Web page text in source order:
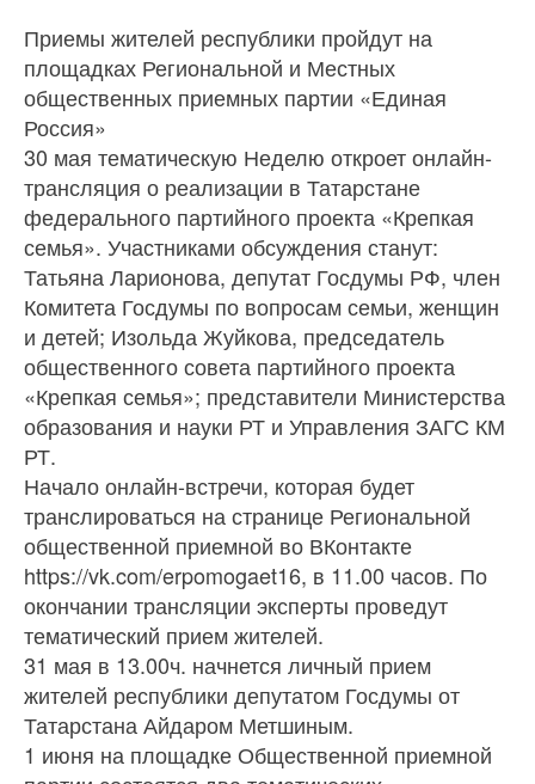
Приемы жителей республики пройдут на
площадках Региональной и Местных
общественных приемных партии «Единая
Россия»
30 мая тематическую Неделю откроет онлайн-
трансляция о реализации в Татарстане
федерального партийного проекта «Крепкая
семья». Участниками обсуждения станут:
Татьяна Ларионова, депутат Госдумы РФ, член
Комитета Госдумы по вопросам семьи, женщин
и детей; Изольда Жуйкова, председатель
общественного совета партийного проекта
«Крепкая семья»; представители Министерства
образования и науки РТ и Управления ЗАГС КМ
РТ.
Начало онлайн-встречи, которая будет
транслироваться на странице Региональной
общественной приемной во ВКонтакте
https://vk.com/erpomogaet16, в 11.00 часов. По
окончании трансляции эксперты проведут
тематический прием жителей.
31 мая в 13.00ч. начнется личный прием
жителей республики депутатом Госдумы от
Татарстана Айдаром Метшиным.
1 июня на площадке Общественной приемной